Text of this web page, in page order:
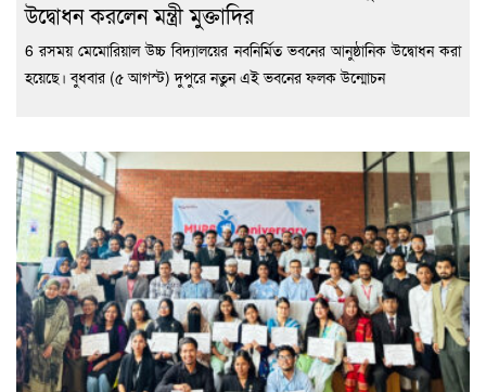
উদ্বোধন করলেন মন্ত্রী মুক্তাদির
6 রসময় মেমোরিয়াল উচ্চ বিদ্যালয়ের নবনির্মিত ভবনের আনুষ্ঠানিক উদ্বোধন করা
হয়েছে। বুধবার (৫ আগস্ট) দুপুরে নতুন এই ভবনের ফলক উন্মোচন